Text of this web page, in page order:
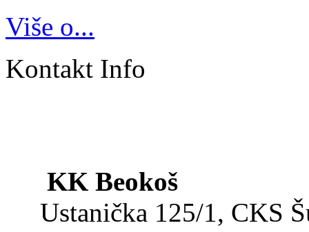
Više o...
Kontakt Info
KK Beokoš
Ustanička 125/1, CKS